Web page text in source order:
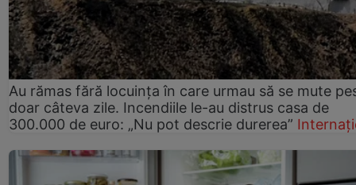
Au rămas fără locuința în care urmau să se mute
doar câteva zile. Incendiile le-au distrus casa de
300.000 de euro: „Nu pot descrie durerea”